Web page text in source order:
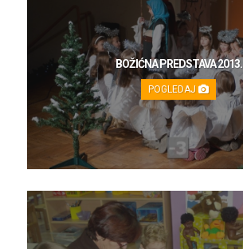
BOŽIĆNA PREDSTAVA 2013.
POGLEDAJ